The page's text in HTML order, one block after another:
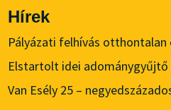
Hírek
Pályázati felhívás
Elstartolt idei adománygyűjtő
Van Esély 25 –